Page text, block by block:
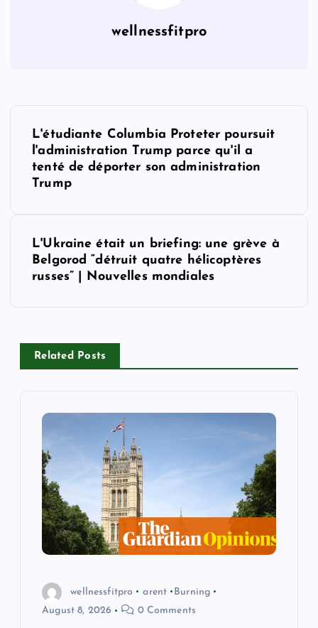
wellnessfitpro
L'étudiante Columbia Proteter poursuit
l'administration Trump parce qu'il a
tenté de déporter son administration
Trump
L'Ukraine était un briefing: une grève à
Belgorod “détruit quatre hélicoptères
russes” | Nouvelles mondiales
Related Posts
wellnessfitpro arent
Burning
August 8, 2026
0 Comments